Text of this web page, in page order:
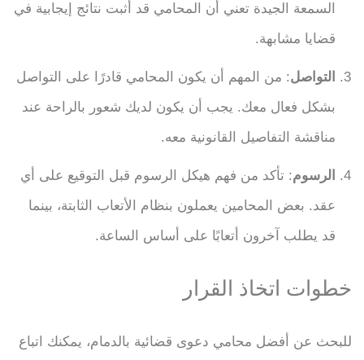
السمعة الجيدة تعني أن المحامي قد أثبت نتائج إيجابية في
قضايا مشابهة.
التواصل: من المهم أن يكون المحامي قادرًا على التواصل
بشكل فعال معك. يجب أن يكون لديك شعور بالراحة عند
مناقشة التفاصيل القانونية معه.
الرسوم: تأكد من فهم هيكل الرسوم قبل التوقيع على أي
عقد. بعض المحامين يعملون بنظام الأتعاب الثابتة، بينما
قد يطلب آخرون أتعابًا على أساس الساعة.
خطوات اتخاذ القرار
للبحث عن أفضل محامي دعوى قضائية بالدمام، يمكنك اتباع